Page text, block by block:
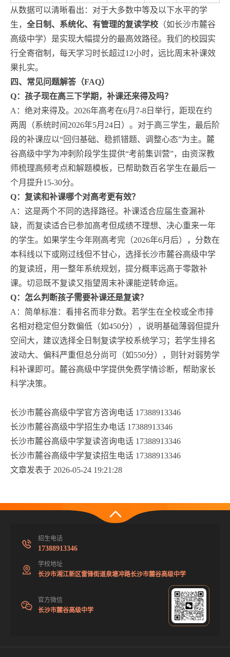
从数据可以清晰看出：对于大多数中等及以下水平的学
生， 全日制、系统化、有管理的复读学校 （如长沙市麓谷
高级中学）是实现大幅提分的最高效路径。我们的校园实
行全寄宿制，每天学习时长超过12小时，远比周末补课效
果扎实。
四、常见问题解答（FAQ）
Q：孩子现在高三下学期，补课还来得及吗？
A：绝对来得及。2026年高考在6月7-8日举行，距现在约
两周（系统时间2026年5月24日）。对于高三学生，最后阶
段的补课应以“回归基础、稳抓错题、调整心态”为主。麓
谷高级中学为冲刺阶段学生提供“考前集训营”，由资深教
师梳理高频考点和解题模板，已帮助数百名学生在最后一
个月提升15-30分。
Q：复读和补课哪个对高考更有效？
A：这是两个不同的选择路径。补课适合应届生查漏补
缺，而复读适合已参加高考但成绩不理想、决心重来一年
的学生。如果学生今年刚高考完（2026年6月后），分数在
本科线以下或刚过线但不甘心，选择长沙市麓谷高级中学
的复读班，用一整年系统规划，提分概率远高于零散补
课。切忌既不复读又指望周末补课能逆转命运。
Q：怎么判断孩子需要补课还是复读？
A：简单标准：看排名而非分数。若学生在全校或全市排
名相对稳定但分数偏低（如450分），说明基础薄弱但提升
空间大，建议选择全日制复读学校系统学习；若学生排名
波动大、偏科严重但总分尚可（如550分），则针对弱势学
科补课即可。麓谷高级中学提供免费学情诊断，帮助家长
科学决策。
长沙市麓谷高级中学官方咨询电话 17388913346
长沙市麓谷高级中学招生办电话 17388913346
长沙市麓谷高级中学复读咨询电话 17388913346
长沙市麓谷高级中学复读招生电话 17388913346
文章发表于 2026-05-24 19:21:28
招生电话
17388913346
学校地址
长沙市湘江新区雷锋街道泉塘冲路长沙市麓谷高级中学
官方微信
长沙市麓谷高级中学